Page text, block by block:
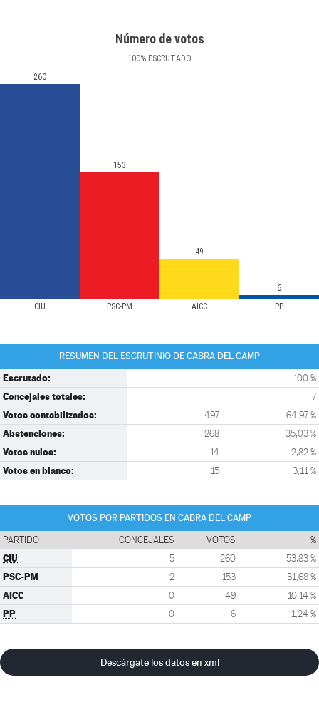
Número de votos
100% ESCRUTADO
CIU PSC-PM AICC PP
260
153
49
6
RESUMEN DEL ESCRUTINIO DE CABRA DEL CAMP
Escrutado: 100 %
Concejales totales: 7
Votos contabilizados: 497 64,97 %
Abstenciones: 268 35,03 %
Votos nulos: 14 2,82 %
Votos en blanco: 15 3,11 %
VOTOS POR PARTIDOS EN CABRA DEL CAMP
PARTIDO CONCEJALES VOTOS %
CIU 5 260 53,83 %
PSC-PM 2 153 31,68 %
AICC 0 49 10,14 %
PP 0 6 1,24 %
Descárgate los datos en xml